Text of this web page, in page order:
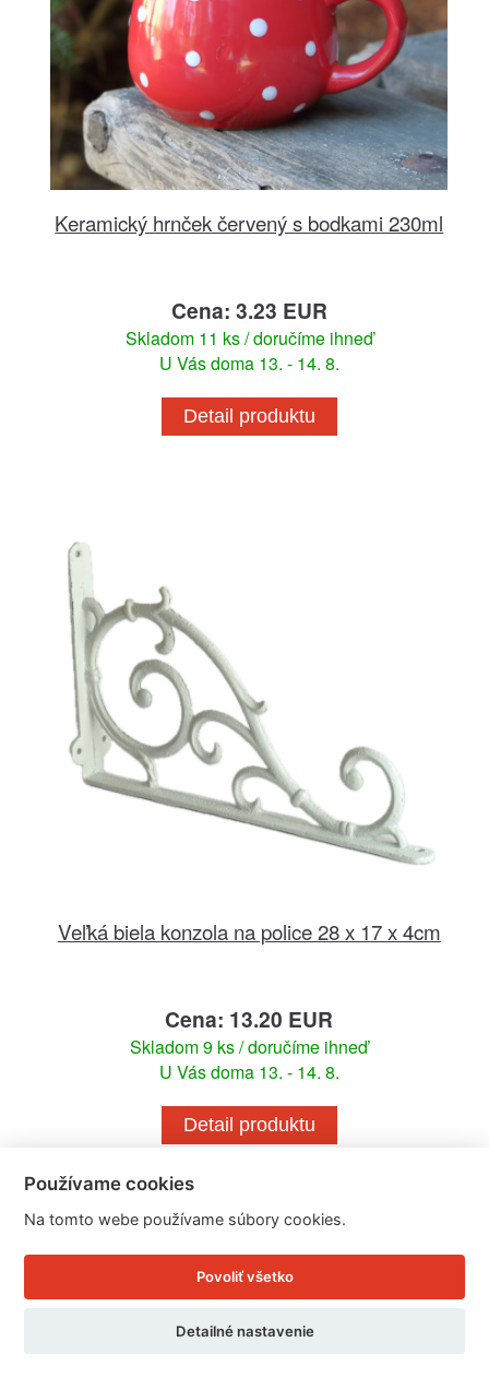
Keramický hrnček červený s bodkami 230ml
Cena: 3.23 EUR
Skladom 11 ks / doručíme ihneď
U Vás doma 13. - 14. 8.
Detail produktu
Veľká biela konzola na police 28 x 17 x 4cm
Cena: 13.20 EUR
Skladom 9 ks / doručíme ihneď
U Vás doma 13. - 14. 8.
Detail produktu
Používame cookies
Na tomto webe používame súbory cookies.
Povoliť všetko
Detailné nastavenie